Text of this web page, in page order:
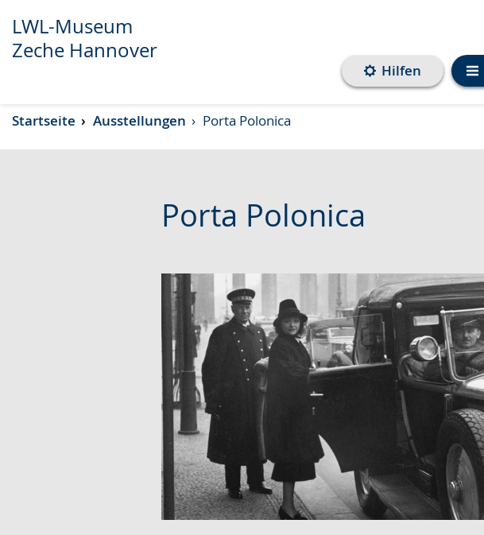
Transkript anzeigen
Abspielen
Pausieren
LWL-Museum
Zeche Hannover
Hilfen
Startseite Ausstellungen Porta Polonica
Porta Polonica